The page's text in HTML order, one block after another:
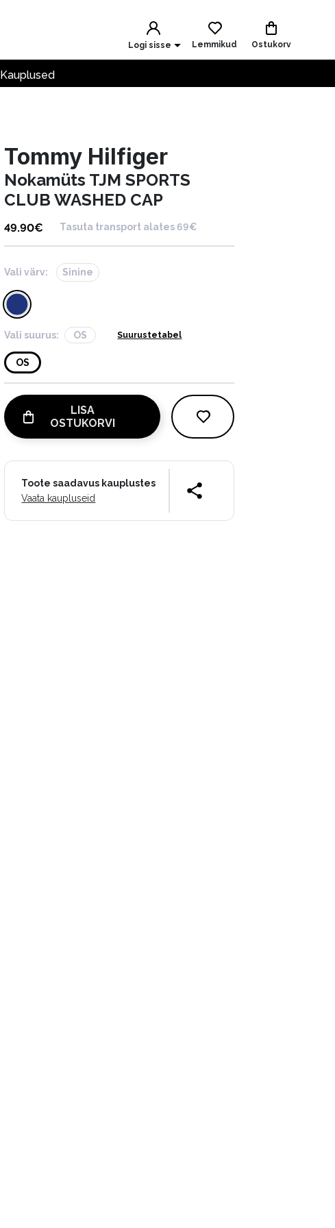
Logi sisse Lemmikud Ostukorv
Kauplused
Tommy Hilfiger
Nokamüts TJM SPORTS
CLUB WASHED CAP
49.90€ Tasuta transport alates 69€
Vali värv: Sinine
Vali suurus: OS Suurustetabel
OS
LISA
OSTUKORVI
Toote saadavus kauplustes
Vaata kaupluseid